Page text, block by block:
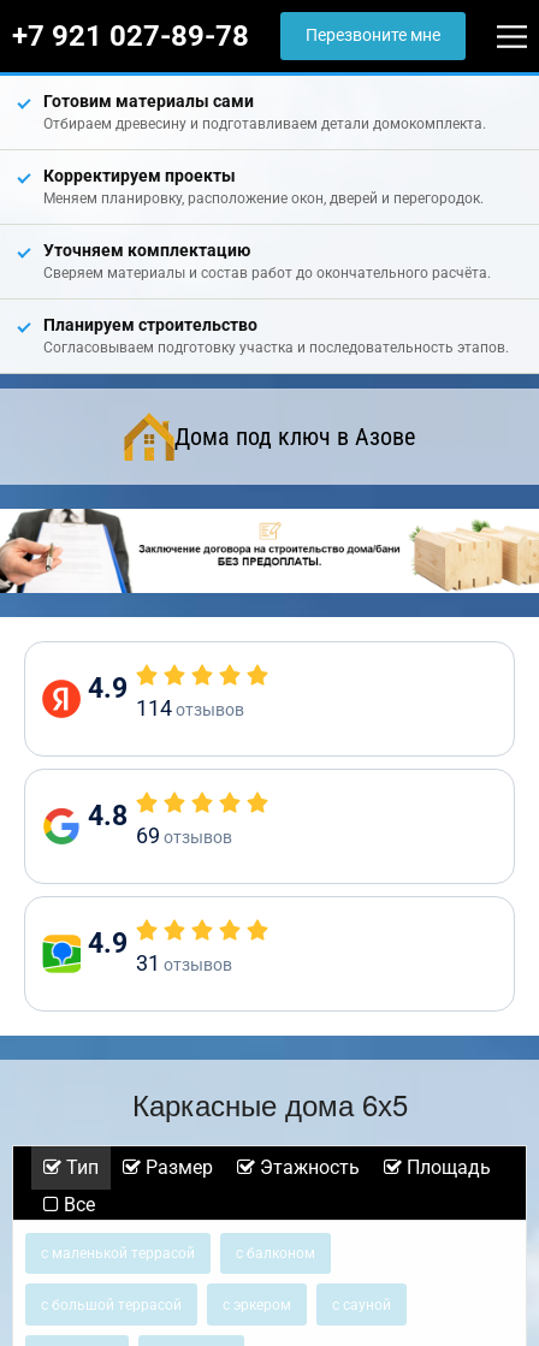
+7 921 027-89-78 Перезвоните мне
Готовим материалы сами
Отбираем древесину и подготавливаем детали домокомплекта.
Корректируем проекты
Меняем планировку, расположение окон, дверей и перегородок.
Уточняем комплектацию
Сверяем материалы и состав работ до окончательного расчёта.
Планируем строительство
Согласовываем подготовку участка и последовательность этапов.
Дома под ключ в Азове
4.9
114отзывов
4.8
69 отзывов
4.9
31 отзывов
Каркасные дома 6х5
Тип Размер Этажность
Площадь
Все
с маленькой террасой с балконом
с большой террасой с эркером с сауной